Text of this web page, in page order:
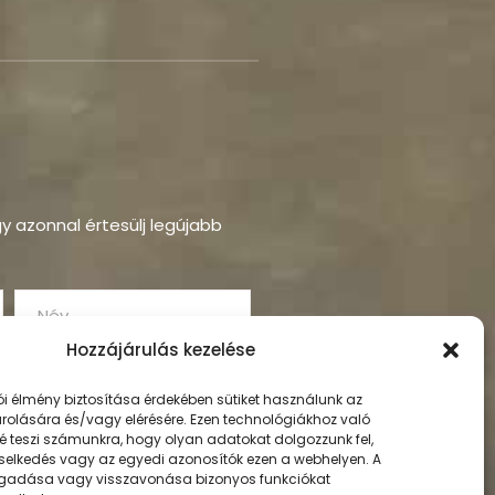
Hozzájárulás kezelése
élmény biztosítása érdekében sütiket használunk az
és/vagy elérésére. Ezen technológiákhoz való
teszi számunkra, hogy olyan adatokat dolgozzunk fel,
vagy az egyedi azonosítók ezen a webhelyen. A
vagy visszavonása bizonyos funkciókat
azonnal értesülj legújabb